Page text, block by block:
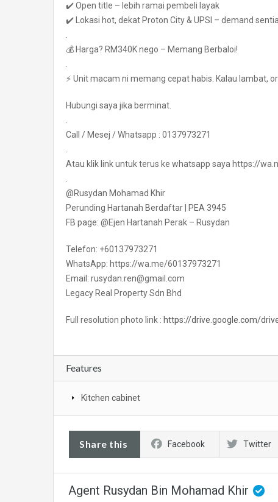
✔️ Open title – lebih ramai pembeli layak
✔️ Lokasi hot, dekat Proton City & UPSI – demand
💰 Harga? RM340K nego – Memang Berbaloi!
⚡ Unit macam ni memang cepat habis. Kalau lambat,
Hubungi saya jika berminat.
Call / Mesej / Whatsapp : 0137973271
Atau klik link untuk terus ke whatsapp saya https://
@Rusydan Mohamad Khir
Perunding Hartanah Berdaftar | PEA 3945
FB page: @Ejen Hartanah Perak – Rusydan
Telefon: +60137973271
WhatsApp: https://wa.me/60137973271
Email: rusydan.ren@gmail.com
Legacy Real Property Sdn Bhd
Full resolution photo link : https://drive.google.com/
Features
Kitchen cabinet
Share this Facebook Twitter
Agent Rusydan Bin Mohamad Khir